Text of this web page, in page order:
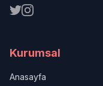
Kurumsal
Anasayfa